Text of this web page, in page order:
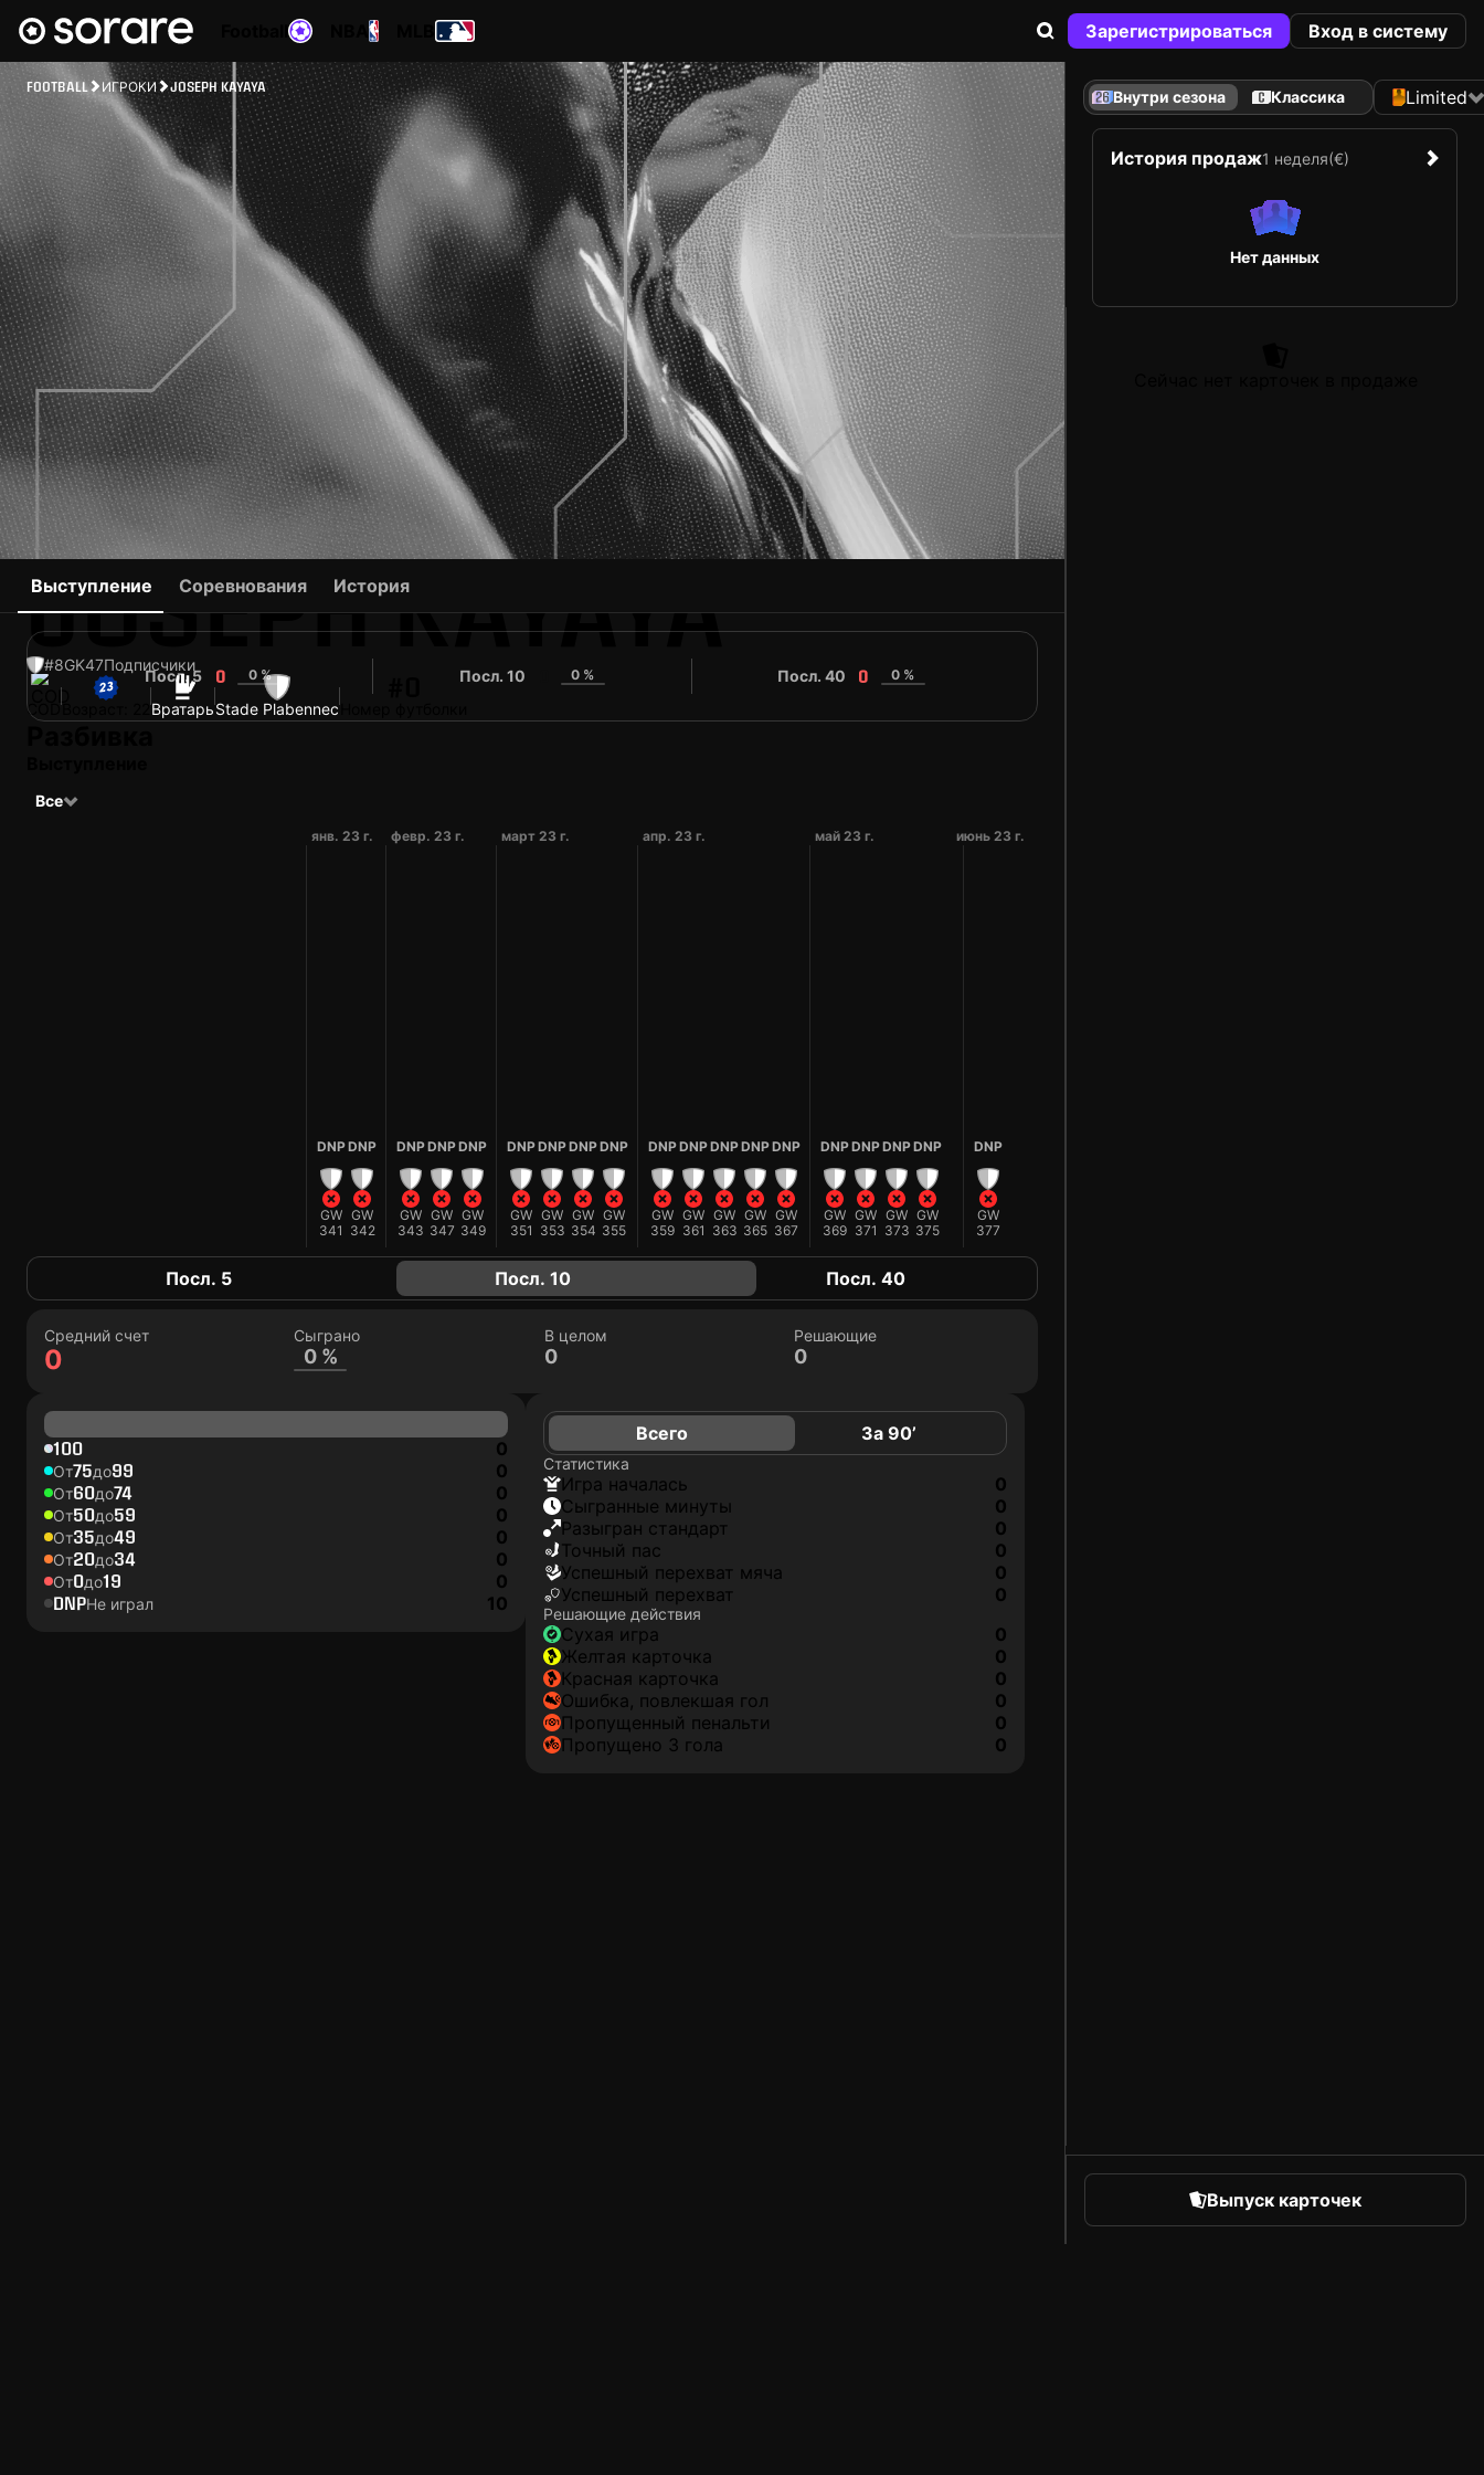
Зарегистрироваться Вход в систему
FOOTBALL ИГРОКИ JOSEPH KAYAYA
JOSEPH KAYAYA
#8GK47Подписчики
COD ВратарьStade Plabennec
Выступление Соревнования История
Посл. 5 0 0 % Посл. 10 0 % Посл. 40 0 0 %
Все
янв. 23 г.
DNP
GW
341
DNP
GW
342
февр. 23 г.
DNP
GW
343
DNP
GW
347
DNP
GW
349
март 23 г.
DNP
GW
351
DNP
GW
353
DNP
GW
354
DNP
GW
355
апр. 23 г.
DNP
GW
359
DNP
GW
361
DNP
GW
363
DNP
GW
365
DNP
GW
367
май 23 г.
DNP
GW
369
DNP
GW
371
DNP
GW
373
DNP
GW
375
июнь 23 г.
DNP
GW
377
Посл. 5 Посл. 10 Посл. 40
Средний счет
0
Сыграно
0 %
В целом
0
Решающие
0
100 0
От75до99 0
От60до74 0
От50до59 0
От35до49 0
От20до34 0
От0до19 0
DNPНе играл 10
Всего За 90’
Статистика
игра началась
0
сыгранные минуты
0
разыгран стандарт
0
точный пас
0
успешный перехват мяча
0
успешный перехват
0
Решающие действия
сухая игра
0
желтая карточка
0
красная карточка
0
ошибка, повлекшая гол
0
пропущенный пенальти
0
Пропущено 3 гола
0
Внутри сезона Классика Limited
История продаж1 неделя(€)
Нет данных
Выпуск карточек